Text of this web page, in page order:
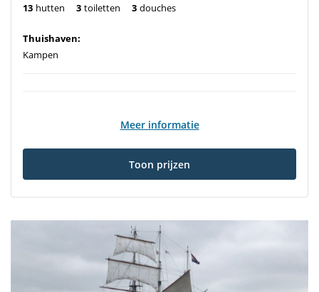
13 hutten 3 toiletten 3 douches
Thuishaven:
Kampen
Meer informatie
Toon prijzen